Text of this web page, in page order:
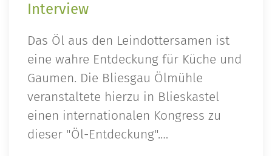
Interview
Das Öl aus den Leindottersamen ist
eine wahre Entdeckung für Küche und
Gaumen. Die Bliesgau Ölmühle
veranstaltete hierzu in Blieskastel
einen internationalen Kongress zu
dieser "Öl-Entdeckung".…